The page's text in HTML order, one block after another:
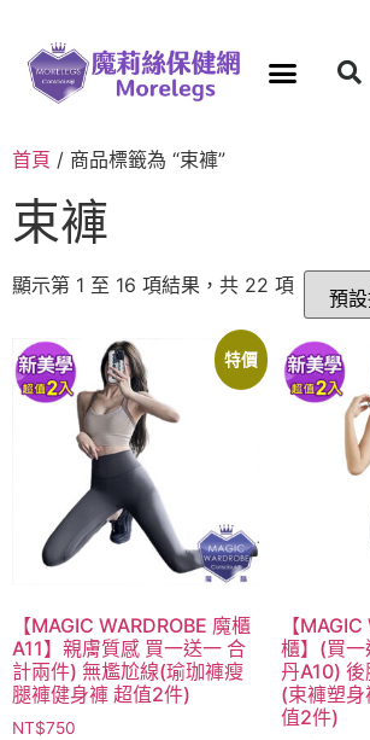
首頁 / 商品標籤為 “束褲”
束褲
顯示第 1 至 16 項結果，共 22 項
特價
【MAGIC WARDROBE 魔櫃
A11】親膚質感 買一送一 合
計兩件) 無尷尬線(瑜珈褲瘦
腿褲健身褲 超值2件)
NT$750
【
櫃】(買
丹A10)
(束褲塑
值2件)